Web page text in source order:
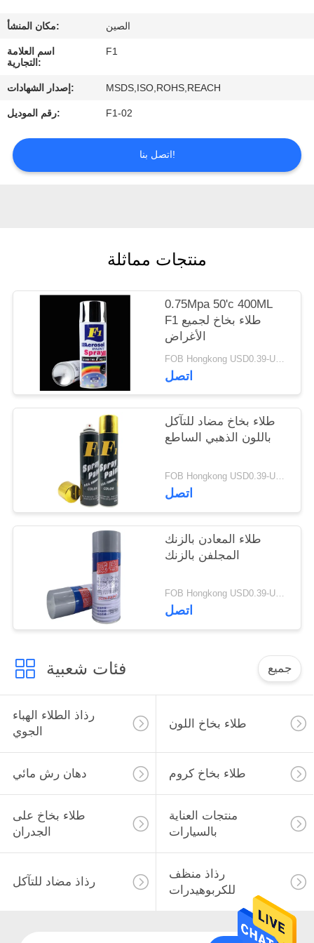
مراقبة
الجودة
اتصل
اطلب
مكان المنشأ: الصين
اسم العلامة
التجارية:
F1
إصدار الشهادات: MSDS,ISO,ROHS,REACH
رقم الموديل: F1-02
اتصل بنا!
منتجات مماثلة
0.75Mpa 50'c 400ML
F1 طلاء بخاخ لجميع
الأغراض
FOB Hongkong USD0.39-USD0.59 per piece MOQ:12000pcs / 500ctns
اتصل
طلاء بخاخ مضاد للتآكل
باللون الذهبي الساطع
FOB Hongkong USD0.39-USD0.59 per piece MOQ:12000pcs / 500ctns
اتصل
طلاء المعادن بالزنك
المجلفن بالزنك
FOB Hongkong USD0.39-USD0.59 per piece MOQ:12000pcs / 500ctns
اتصل
فئات شعبية جميع
رذاذ الطلاء الهباء
الجوي
طلاء بخاخ اللون
دهان رش مائي طلاء بخاخ كروم
طلاء بخاخ على
الجدران
منتجات العناية
بالسيارات
رذاذ مضاد للتآكل
رذاذ منظف
للكربوهيدرات